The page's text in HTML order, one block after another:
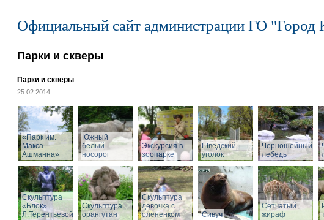
Официальный сайт администрации ГО "Город
Парки и скверы
Парки и скверы
25.02.2014
«Парк им.
Макса
Ашманна»
Южный
белый
носорог
Экскурсия в
зоопарке
Шведский
уголок
Черношейный
лебедь
Скульптура
«Блок»
Л.Терентьевой
Скульптура
орангутан
Скульптура
девочка с
олененком
Сивуч
Сетчатый
жираф